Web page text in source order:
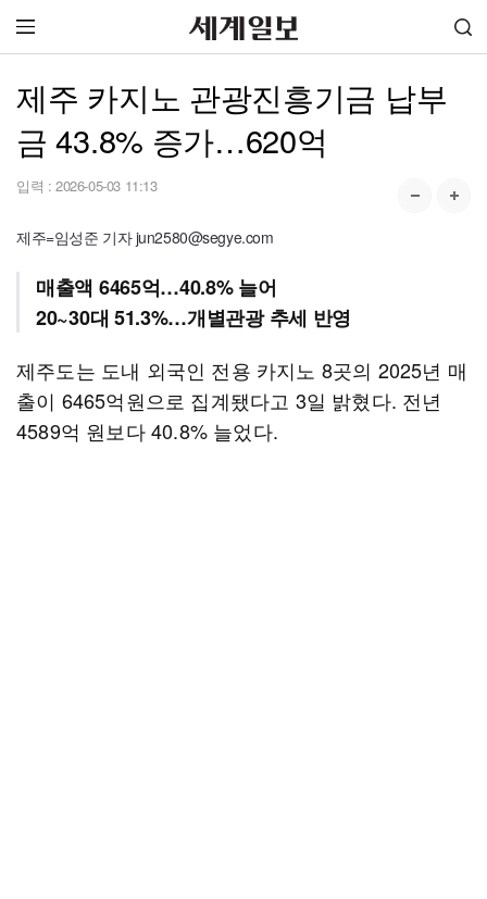
제주 카지노 관광진흥기금 납부
금 43.8% 증가…620억
입력 : 2026-05-03 11:13
제주=임성준 기자 jun2580@segye.com
매출액 6465억…40.8% 늘어
20~30대 51.3%…개별관광 추세 반영
제주도는 도내 외국인 전용 카지노 8곳의 2025년 매
출이 6465억원으로 집계됐다고 3일 밝혔다. 전년
4589억 원보다 40.8% 늘었다.